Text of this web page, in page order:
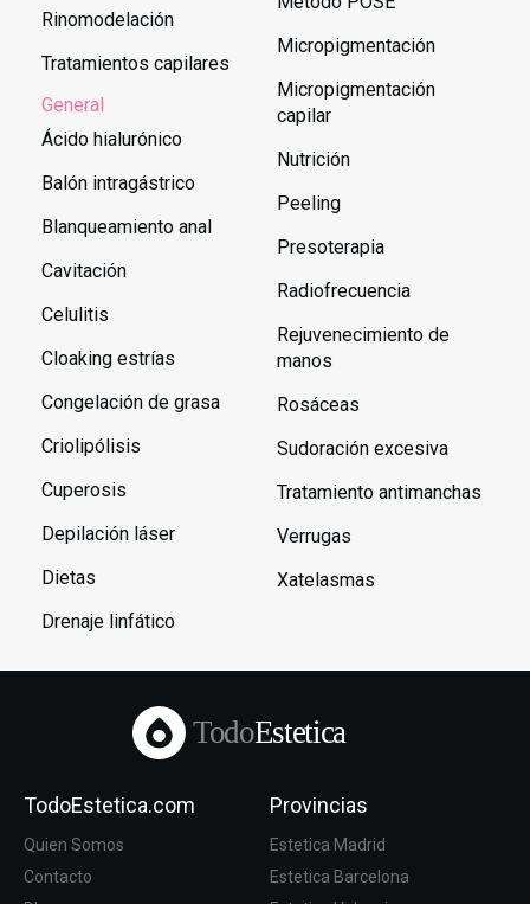
Rinomodelación
Tratamientos capilares
General
Ácido hialurónico
Balón intragástrico
Blanqueamiento anal
Cavitación
Celulitis
Cloaking estrías
Congelación de grasa
Criolipólisis
Cuperosis
Depilación láser
Dietas
Drenaje linfático
Micropigmentación
Micropigmentación
capilar
Nutrición
Peeling
Presoterapia
Radiofrecuencia
Rejuvenecimiento de
manos
Rosáceas
Sudoración excesiva
Tratamiento antimanchas
Verrugas
Xatelasmas
TodoEstetica
TodoEstetica.com
Quien Somos
Contacto
Provincias
Estetica Madrid
Estetica Barcelona